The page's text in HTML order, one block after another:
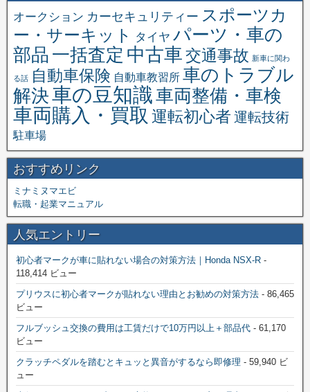
オークション カーセキュリティー スポーツカ
ー・サーキット
タイヤ パーツ・車の
部品 一括査定 中古車 交通事故 新車に関わ
る話 自動車保険 自動車教習所 車のトラブル
解決車の豆知識車両整備・車検
車両購入・買取 運転初心者 運転技術
駐車場
おすすめリンク
ミナミヌマエビ
転職・起業マニュアル
人気エントリー
初心者マークが車に貼れない場合の対策方法｜Honda NSX-R -
118,414 ビュー
プリウスに初心者マークが貼れない理由とお勧めの対策方法 - 86,465
ビュー
フルブッシュ交換の費用は工賃だけで10万円以上＋部品代 - 61,170
ビュー
クラッチペダルを踏むとキュッと異音がするなら即修理 - 59,940 ビ
ュー